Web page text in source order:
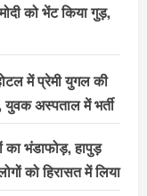
को भेंट किया गुड़,
में प्रेमी युगल की
युवक अस्पताल में भर्ती
का भंडाफोड़, हापुड़
को हिरासत में लिया